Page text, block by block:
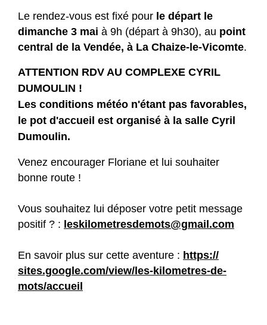
Le rendez-vous est fixé pour le départ le
dimanche 3 mai à 9h (départ à 9h30), au point
central de la Vendée, à La Chaize-le-Vicomte.
ATTENTION RDV AU COMPLEXE CYRIL
DUMOULIN !
Les conditions météo n'étant pas favorables,
le pot d'accueil est organisé à la salle Cyril
Dumoulin.
Venez encourager Floriane et lui souhaiter
bonne route !
Vous souhaitez lui déposer votre petit message
positif ? : leskilometresdemots@gmail.com
En savoir plus sur cette aventure : https://
sites.google.com/view/les-kilometres-de-
mots/accueil